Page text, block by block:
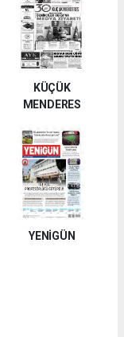
KÜÇÜK
MENDERES
YENİGÜN